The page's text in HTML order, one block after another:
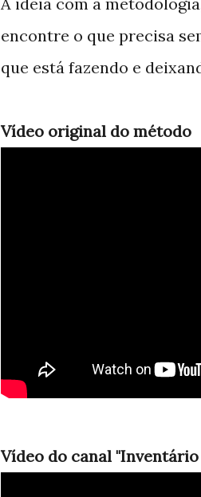
encontre o que precisa
que está fazendo e
Vídeo original do método
Vídeo do canal